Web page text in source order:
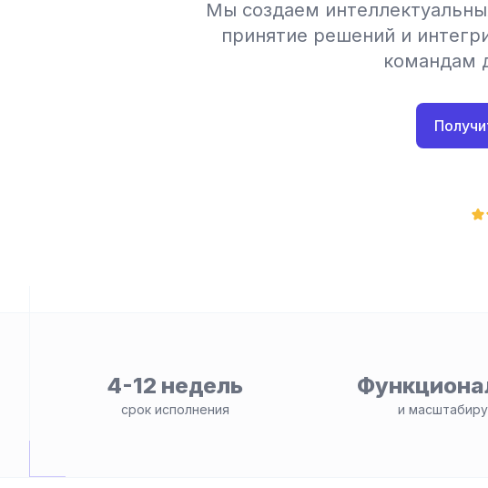
Мы создаем
принятие решений и
командам
4-12 недель
срок исполнения и